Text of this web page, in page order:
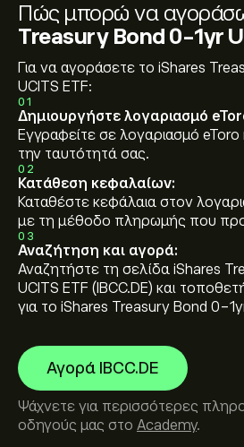
Πώς μπορώ να
Treasury Bond 0-1yr
Για να αγοράσετε το iShares
UCITS ETF:
01
Δημιουργήστε λογαριασμό
Εγγραφείτε σε λογαριασμό eToro
την ταυτότητά σας.
02
Κατάθεση κεφαλαίων:
Καταθέστε κεφάλαια στον
με τη μέθοδο πληρωμής που
03
Αναζήτηση και αγορά:
Αναζητήστε τη σελίδα iShares
UCITS ETF (IBCC.DE) και
για το iShares Treasury Bond 0-
Αγορά IBCC.DE
Ψάχνετε για περισσότερες
οδηγούς μας στο Academy.